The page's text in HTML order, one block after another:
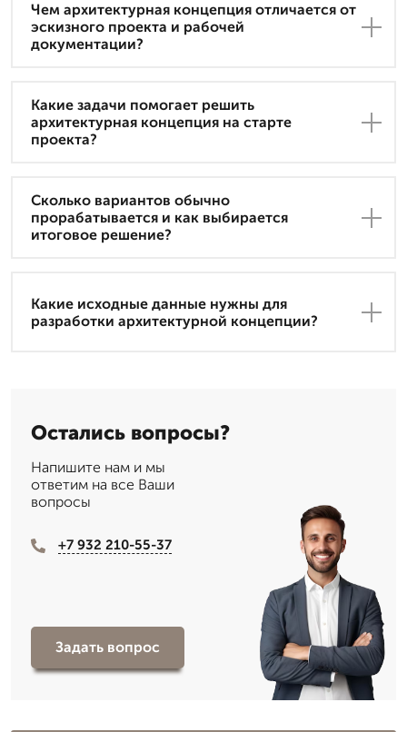
Чем архитектурная концепция отличается от
эскизного проекта и рабочей
документации?
Какие задачи помогает решить
архитектурная концепция на старте
проекта?
Сколько вариантов обычно
прорабатывается и как выбирается
итоговое решение?
Какие исходные данные нужны для
разработки архитектурной концепции?
Остались вопросы?
Напишите нам и мы
ответим на все Ваши
вопросы
+7 932 210-55-37
Задать вопрос